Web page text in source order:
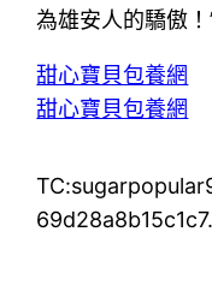
為雄安人的驕傲！
甜心寶貝包養網
甜心寶貝包養網